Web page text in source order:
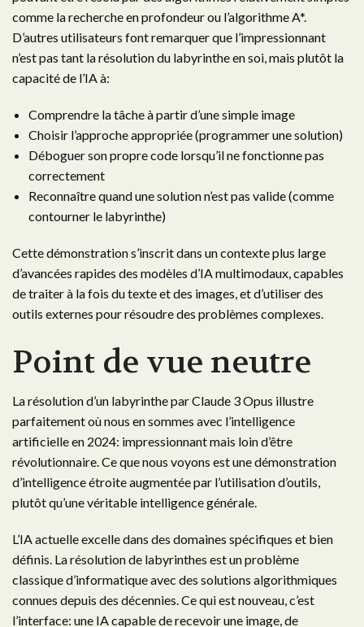
comme la recherche en profondeur ou l’algorithme A*.
D’autres utilisateurs font remarquer que l’impressionnant
n’est pas tant la résolution du labyrinthe en soi, mais plutôt la
capacité de l’IA à:
Comprendre la tâche à partir d’une simple image
Choisir l’approche appropriée (programmer une solution)
Déboguer son propre code lorsqu’il ne fonctionne pas
correctement
Reconnaître quand une solution n’est pas valide (comme
contourner le labyrinthe)
Cette démonstration s’inscrit dans un contexte plus large
d’avancées rapides des modèles d’IA multimodaux, capables
de traiter à la fois du texte et des images, et d’utiliser des
outils externes pour résoudre des problèmes complexes.
Point de vue neutre
La résolution d’un labyrinthe par Claude 3 Opus illustre
parfaitement où nous en sommes avec l’intelligence
artificielle en 2024: impressionnant mais loin d’être
révolutionnaire. Ce que nous voyons est une démonstration
d’intelligence étroite augmentée par l’utilisation d’outils,
plutôt qu’une véritable intelligence générale.
L’IA actuelle excelle dans des domaines spécifiques et bien
définis. La résolution de labyrinthes est un problème
classique d’informatique avec des solutions algorithmiques
connues depuis des décennies. Ce qui est nouveau, c’est
l’interface: une IA capable de recevoir une image, de